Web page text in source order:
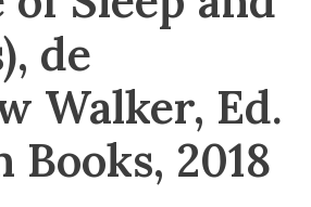
de
Walker, Ed.
Books, 2018